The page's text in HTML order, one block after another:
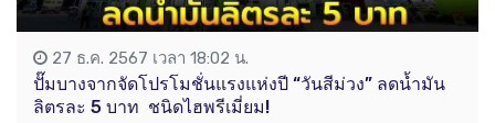
27 ธ.ค. 2567 เวลา 18:02 น.
ปั๊มบางจากจัดโปรโมชั่นแรงแห่งปี “วันสีม่วง” ลดน้ำมัน
ลิตรละ 5 บาท ชนิดไฮพรีเมี่ยม!